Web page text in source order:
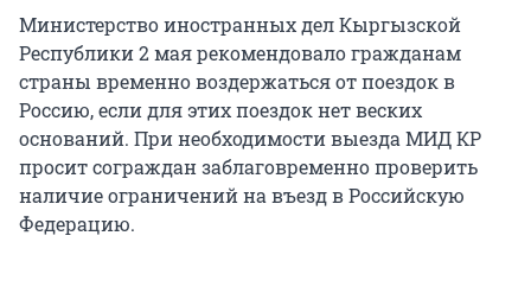
Министерство иностранных дел Кыргызской
Республики 2 мая рекомендовало гражданам
страны временно воздержаться от поездок в
Россию, если для этих поездок нет веских
оснований. При необходимости выезда МИД КР
просит сограждан заблаговременно проверить
наличие ограничений на въезд в Российскую
Федерацию.